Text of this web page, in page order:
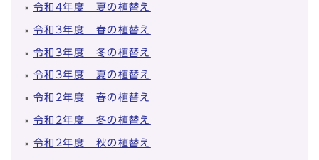
令和4年度 夏の植替え
令和3年度 春の植替え
令和3年度 冬の植替え
令和3年度 夏の植替え
令和2年度 春の植替え
令和2年度 冬の植替え
令和2年度 秋の植替え